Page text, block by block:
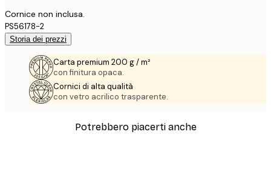
Cornice non inclusa.
PS56178-2
Storia dei prezzi
Carta premium 200 g / m²
con finitura opaca.
Cornici di alta qualità
con vetro acrilico trasparente.
Potrebbero piacerti anche